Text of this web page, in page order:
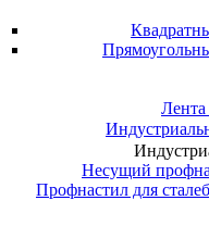
Несущий
Профнастил для